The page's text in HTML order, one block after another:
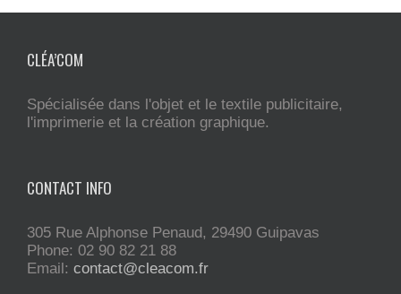
CLÉA’COM
Spécialisée dans l'objet et le textile publicitaire,
l'imprimerie et la création graphique.
CONTACT INFO
305 Rue Alphonse Penaud, 29490 Guipavas
Phone: 02 90 82 21 88
Email: contact@cleacom.fr